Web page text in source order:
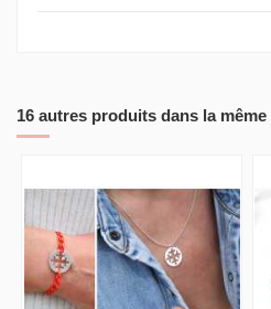
16 autres produits dans la